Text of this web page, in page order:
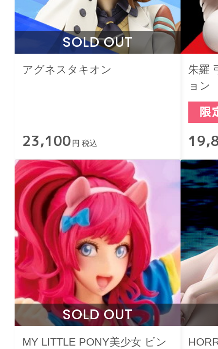
SOLD OUT
アグネスタキオン
23,100 円 税込
朱羅
ョン
SOLD OUT
MY LITTLE PONY美少女 ピン